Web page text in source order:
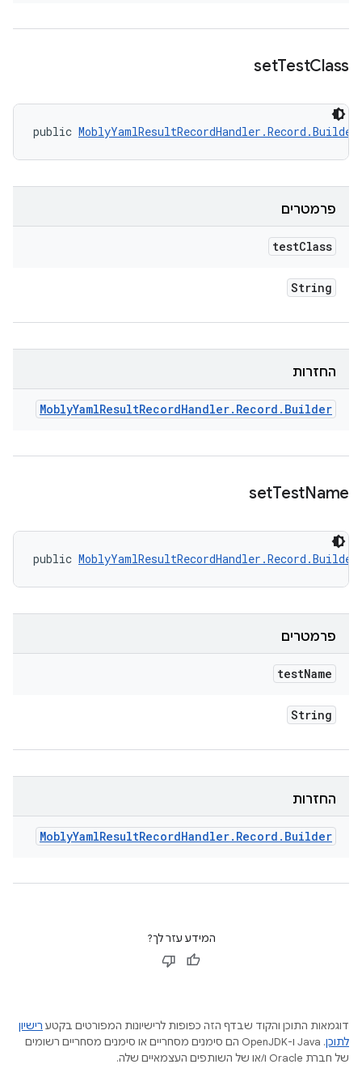
setTestClass
public MoblyYamlResultRecordHandler.Record.Builder
פרמטרים
testClass
String
החזרות
MoblyYamlResultRecordHandler. Record . Builder
setTestName
public MoblyYamlResultRecordHandler.Record.Builder
פרמטרים
testName
String
החזרות
MoblyYamlResultRecordHandler. Record . Builder
המידע עזר לך?
דוגמאות התוכן והקוד שבדף הזה כפופות לרישיונות המפורטים בקטע רישיון
לתוכן
.‏ Java ו-OpenJDK הם סימנים מסחריים או סימנים מסחריים רשומים
של חברת Oracle ו/או של השותפים העצמאיים שלה.